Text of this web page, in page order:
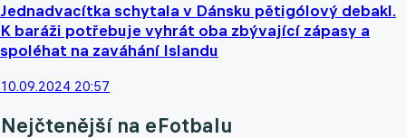
Jednadvacítka schytala v Dánsku pětigólový debakl.
K baráži potřebuje vyhrát oba zbývající zápasy a
spoléhat na zaváhání Islandu
10.09.2024 20:57
Nejčtenější na eFotbalu